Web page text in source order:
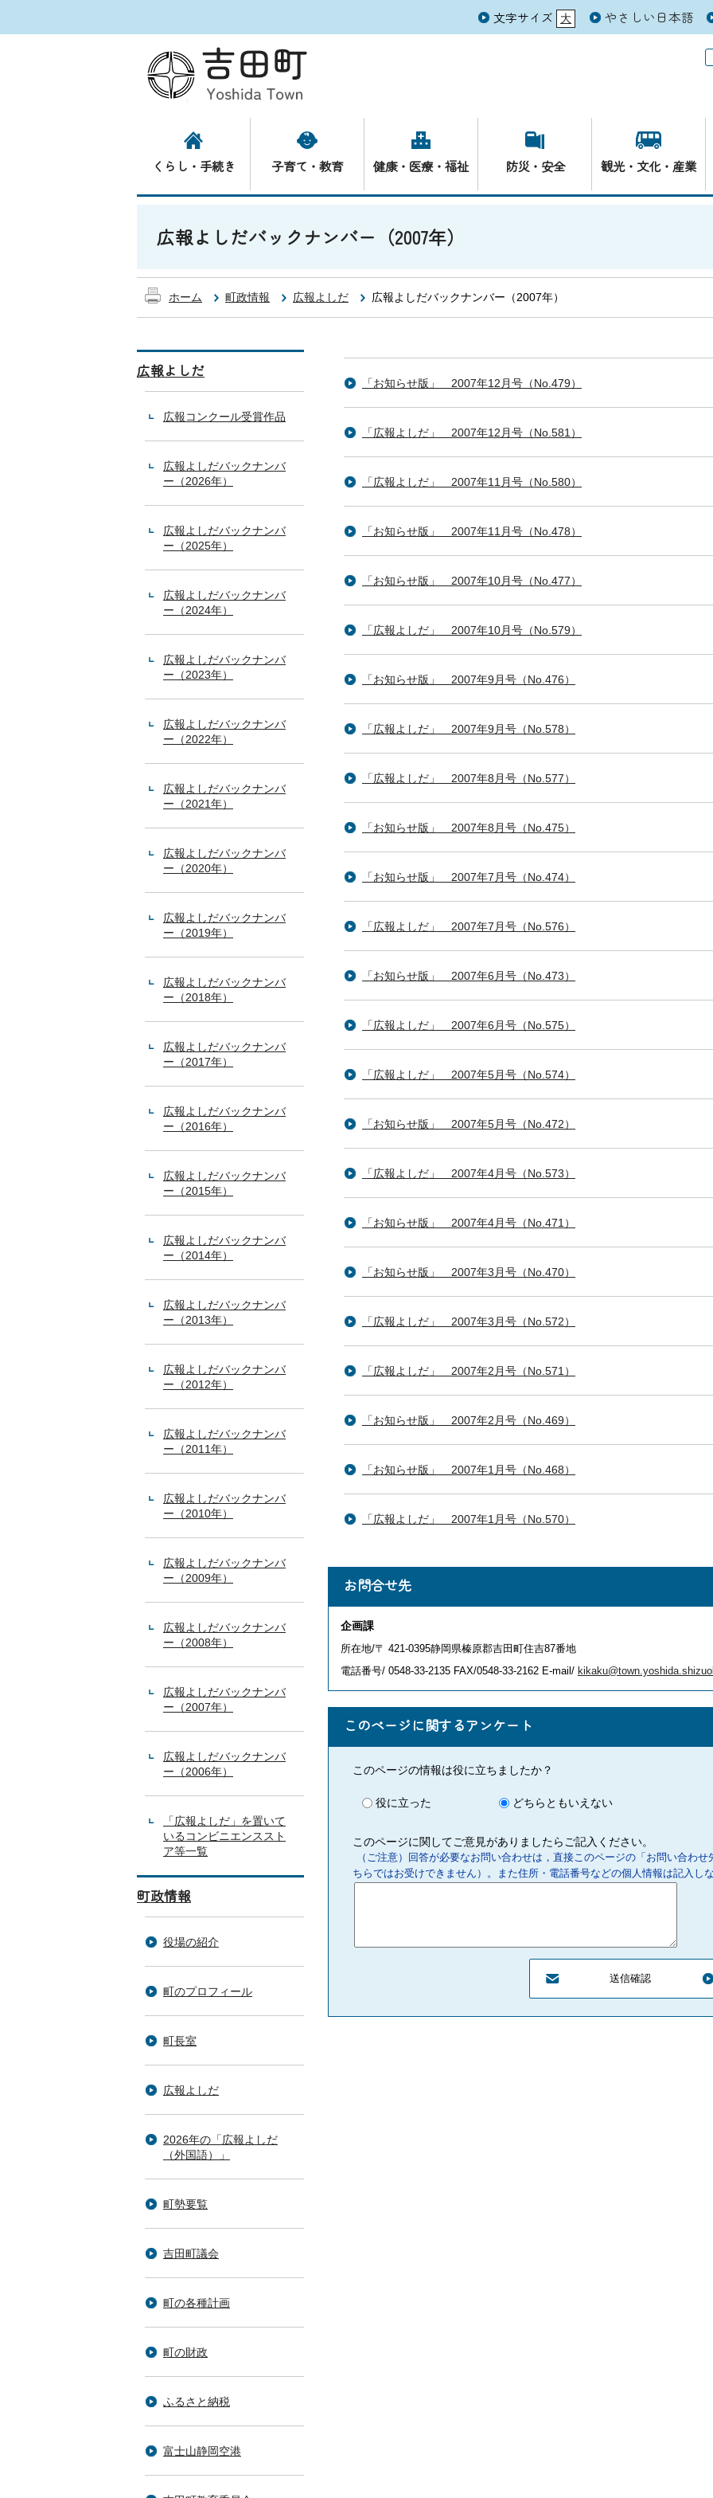
文字サイズ 大
元 やさしい日本語
くらし・手続き 子育て・教育 健康・医療・福祉 防災・安全 観光・文化・産業
広報よしだバックナンバー（2007年）
ホーム 町政情報 広報よしだ 広報よしだバックナンバー（2007年）
広報よしだ
広報コンクール受賞作品
広報よしだバックナンバ
ー（2026年）
広報よしだバックナンバ
ー（2025年）
広報よしだバックナンバ
ー（2024年）
広報よしだバックナンバ
ー（2023年）
広報よしだバックナンバ
ー（2022年）
広報よしだバックナンバ
ー（2021年）
広報よしだバックナンバ
ー（2020年）
広報よしだバックナンバ
ー（2019年）
広報よしだバックナンバ
ー（2018年）
広報よしだバックナンバ
ー（2017年）
広報よしだバックナンバ
ー（2016年）
広報よしだバックナンバ
ー（2015年）
広報よしだバックナンバ
ー（2014年）
広報よしだバックナンバ
ー（2013年）
広報よしだバックナンバ
ー（2012年）
広報よしだバックナンバ
ー（2011年）
広報よしだバックナンバ
ー（2010年）
広報よしだバックナンバ
ー（2009年）
広報よしだバックナンバ
ー（2008年）
広報よしだバックナンバ
ー（2007年）
広報よしだバックナンバ
ー（2006年）
「広報よしだ」を置いて
いるコンビニエンススト
ア等一覧
町政情報
役場の紹介
町のプロフィール
町長室
広報よしだ
2026年の「広報よしだ
（外国語）」
町勢要覧
吉田町議会
町の各種計画
町の財政
ふるさと納税
富士山静岡空港
「お知らせ版」 2007年12月号（No.479）
「広報よしだ」 2007年12月号（No.581）
「広報よしだ」 2007年11月号（No.580）
「お知らせ版」 2007年11月号（No.478）
「お知らせ版」 2007年10月号（No.477）
「広報よしだ」 2007年10月号（No.579）
「お知らせ版」 2007年9月号（No.476）
「広報よしだ」 2007年9月号（No.578）
「広報よしだ」 2007年8月号（No.577）
「お知らせ版」 2007年8月号（No.475）
「お知らせ版」 2007年7月号（No.474）
「広報よしだ」 2007年7月号（No.576）
「お知らせ版」 2007年6月号（No.473）
「広報よしだ」 2007年6月号（No.575）
「広報よしだ」 2007年5月号（No.574）
「お知らせ版」 2007年5月号（No.472）
「広報よしだ」 2007年4月号（No.573）
「お知らせ版」 2007年4月号（No.471）
「お知らせ版」 2007年3月号（No.470）
「広報よしだ」 2007年3月号（No.572）
「広報よしだ」 2007年2月号（No.571）
「お知らせ版」 2007年2月号（No.469）
「お知らせ版」 2007年1月号（No.468）
「広報よしだ」 2007年1月号（No.570）
お問合せ先
企画課
所在地/〒 421-0395静岡県榛原郡吉田町住吉87番地
電話番号/ 0548-33-2135 FAX/0548-33-2162 E-mail/
このページに関するアンケート
このページの情報は役に立ちましたか？
役に立った どちらともいえない
このページに関してご意見がありましたらご記入ください。
（ご注意）回答が必要なお問い合わせは，直接このページの「お問い合わ
ちらではお受けできません）。また住所・電話番号などの個人情報は記入し